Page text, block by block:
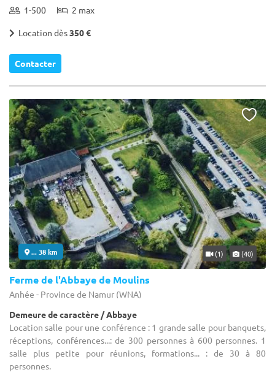
1-500 2 max
Location dès350 €
Contacter
... 38 km (1) (40)
Ferme de l'Abbaye de Moulins
Anhée - Province de Namur (WNA)
Demeure de caractère / Abbaye
Location salle pour une conférence : 1 grande salle pour banquets,
réceptions, conférences...: de 300 personnes à 600 personnes. 1
salle plus petite pour réunions, formations... : de 30 à 80
personnes.